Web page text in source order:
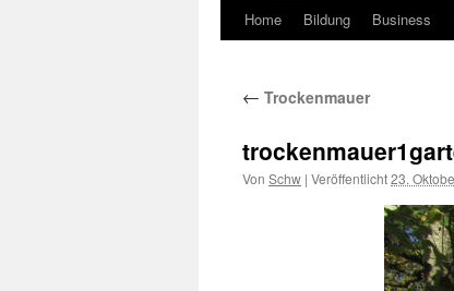
Home Bildung Business
← Trockenmauer
Von Schw | Veröffentlicht23.